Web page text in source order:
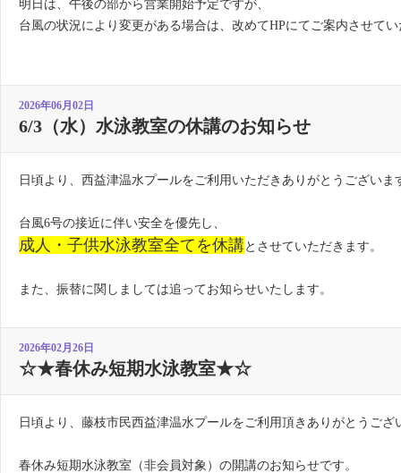
明日は、午後の部から営業開始予定ですが、
台風の状況により変更がある場合は、改めてHPにてご案内させて
2026年06月02日
6/3（水）水泳教室の休講のお知らせ
日頃より、西益津温水プールをご利用いただきありがとうございま
台風6号の接近に伴い安全を優先し、
成人・子供水泳教室全てを休講とさせていただきます。
また、振替に関しましては追ってお知らせいたします。
2026年02月26日
☆★春休み短期水泳教室★☆
日頃より、藤枝市民西益津温水プールをご利用頂きありがとうござ
春休み短期水泳教室（非会員対象）の開講のお知らせです。